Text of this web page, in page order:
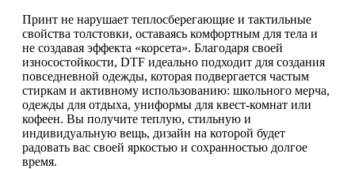
Принт не нарушает теплосберегающие и тактильные
свойства толстовки, оставаясь комфортным для тела и
не создавая эффекта «корсета». Благодаря своей
износостойкости, DTF идеально подходит для создания
повседневной одежды, которая подвергается частым
стиркам и активному использованию: школьного мерча,
одежды для отдыха, униформы для квест-комнат или
кофеен. Вы получите теплую, стильную и
индивидуальную вещь, дизайн на которой будет
радовать вас своей яркостью и сохранностью долгое
время.